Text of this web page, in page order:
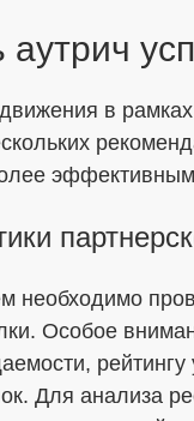
аутрич
в
Особое
Для анализа